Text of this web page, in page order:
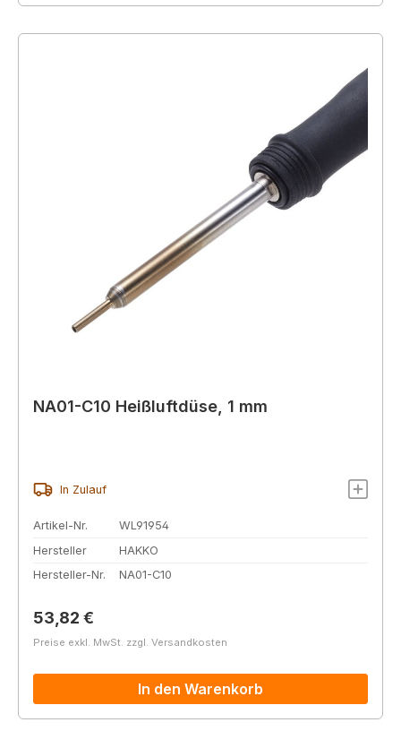
NA01-C10 Heißluftdüse, 1 mm
In Zulauf
Artikel-Nr.
WL91954
Hersteller
HAKKO
Hersteller-Nr.
NA01-C10
Regulärer Preis:
53,82 €
Preise exkl. MwSt. zzgl. Versandkosten
In den Warenkorb